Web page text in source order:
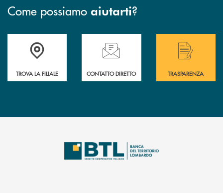
Come possiamo aiutarti?
Accedi all' elenco completo delle filiali .
TROVA LA FILIALE
Hai bisogno di assistenza immediata?
CONTATTO DIRETTO
Hai bisogno di
TRASPARENZA